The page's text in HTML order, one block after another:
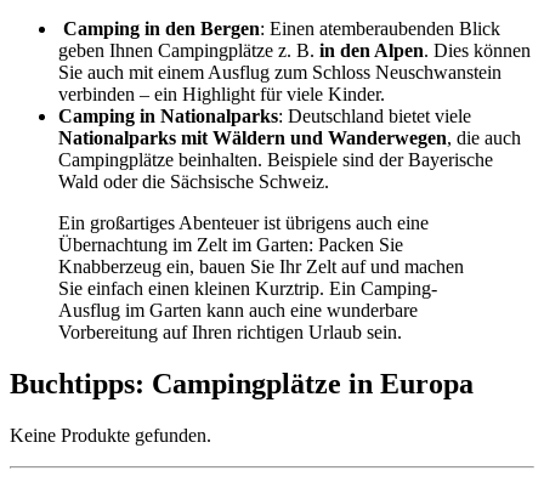
Camping in den Bergen: Einen atemberaubenden Blick
geben Ihnen Campingplätze z. B. in den Alpen. Dies können
Sie auch mit einem Ausflug zum Schloss Neuschwanstein
verbinden – ein Highlight für viele Kinder.
Camping in Nationalparks: Deutschland bietet viele
Nationalparks mit Wäldern und Wanderwegen, die auch
Campingplätze beinhalten. Beispiele sind der Bayerische
Wald oder die Sächsische Schweiz.
Ein großartiges Abenteuer ist übrigens auch eine
Übernachtung im Zelt im Garten: Packen Sie
Knabberzeug ein, bauen Sie Ihr Zelt auf und machen
Sie einfach einen kleinen Kurztrip. Ein Camping-
Ausflug im Garten kann auch eine wunderbare
Vorbereitung auf Ihren richtigen Urlaub sein.
Buchtipps: Campingplätze in Europa
Keine Produkte gefunden.